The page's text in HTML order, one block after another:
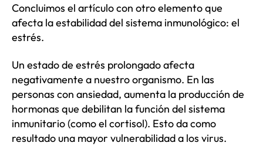
Concluimos el artículo con otro elemento que
afecta la estabilidad del sistema inmunológico: el
estrés.
Un estado de estrés prolongado afecta
negativamente a nuestro organismo. En las
personas con ansiedad, aumenta la producción de
hormonas que debilitan la función del sistema
inmunitario (como el cortisol). Esto da como
resultado una mayor vulnerabilidad a los virus.